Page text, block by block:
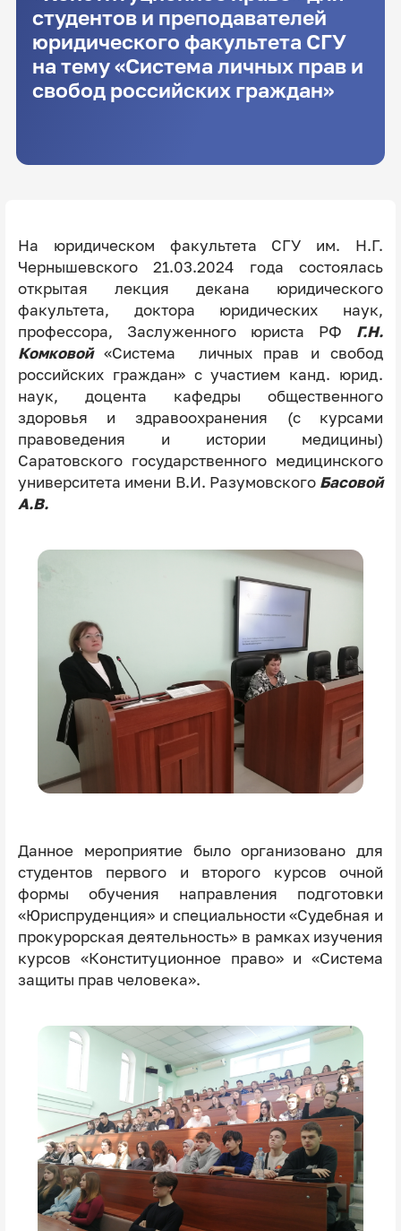
студентов и преподавателей
юридического факультета СГУ
на тему «Система личных прав и
свобод российских граждан»
На юридическом факультета СГУ им. Н.Г.
Чернышевского 21.03.2024 года состоялась
открытая лекция декана юридического
факультета, доктора юридических наук,
профессора, Заслуженного юриста РФ Г.Н.
Комковой«Система личных прав и свобод
российских граждан» с участием канд. юрид.
наук, доцента кафедры общественного
здоровья и здравоохранения (с курсами
правоведения и истории медицины)
Саратовского государственного медицинского
университета имени В.И. Разумовского Басовой
А.В.
Данное мероприятие было организовано для
студентов первого и второго курсов очной
формы обучения направления подготовки
«Юриспруденция» и специальности «Судебная и
прокурорская деятельность» в рамках изучения
курсов «Конституционное право» и «Система
защиты прав человека».